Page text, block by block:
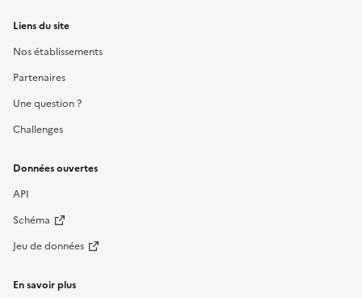
Liens du site
Nos établissements
Partenaires
Une question ?
Challenges
Données ouvertes
API
Schéma
Jeu de données
En savoir plus